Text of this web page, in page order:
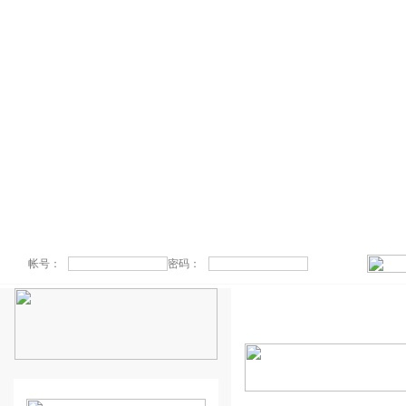
帐号： 密码：